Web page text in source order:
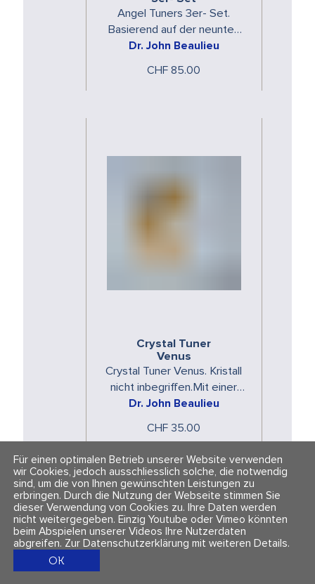
Angel Tuners 3er- Set.
Basierend auf der neunten
Oktave der Obertonserien,
Dr. John Beaulieu
CHF 85.00
Crystal Tuner
Venus
Crystal Tuner Venus. Kristall
nicht inbegriffen.Mit einer
Frequenz, die auf die
Dr. John Beaulieu
CHF 35.00
Für einen optimalen Betrieb unserer Website verwenden
wir Cookies, jedoch ausschliesslich solche, die notwendig
sind, um die von Ihnen gewünschten Leistungen zu
erbringen. Durch die Nutzung der Webseite stimmen Sie
dieser Verwendung von Cookies zu. Ihre Daten werden
nicht weitergegeben. Einzig Youtube oder Vimeo könnten
beim Abspielen unserer Videos Ihre Nutzerdaten
abgreifen. Zur Datenschutzerklärung mit weiteren Details.
OK